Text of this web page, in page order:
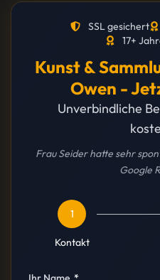
SSL gesichert
17+
Kunst &
Owen -
Unverbindliche
Frau Seider hatte sehr
Google
1
Kontakt